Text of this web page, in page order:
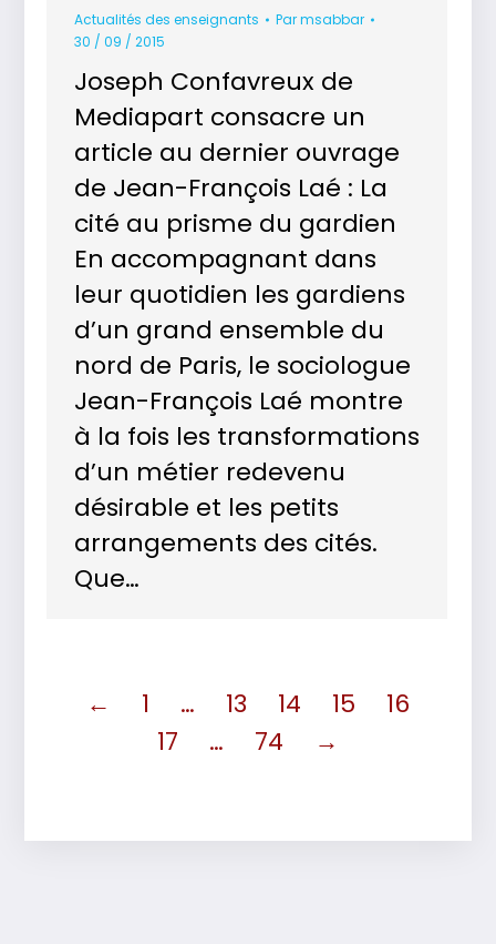
Actualités des enseignants Parmsabbar
30 / 09 / 2015
Joseph Confavreux de
Mediapart consacre un
article au dernier ouvrage
de Jean-François Laé : La
cité au prisme du gardien
En accompagnant dans
leur quotidien les gardiens
d’un grand ensemble du
nord de Paris, le sociologue
Jean-François Laé montre
à la fois les transformations
d’un métier redevenu
désirable et les petits
arrangements des cités.
Que…
← 1 … 13 14 15
16
17
… 74 →